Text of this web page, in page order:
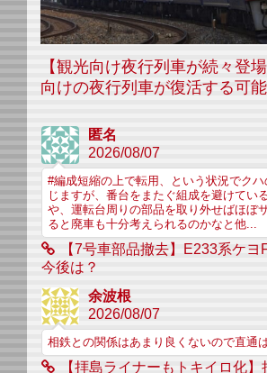
【観光向け夜行列車が続々登
向けの夜行列車が復活する可
匿名
2026/08/07
#編成短縮の上で転用、という状況でク
じますが、番台をまたぐ組成を避けてい
や、運転台周りの部品を取り外せばほぼ
ると廃車も十分考えられるのかなと他...
【7号車部品撤去】E233系ケ
今後は？
余波根
2026/08/07
相鉄との関係はあまり良くないので直通
【拝島ライナーもトキイロ化】